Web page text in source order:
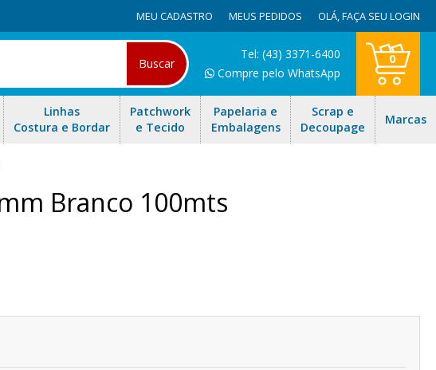
MEU CADASTRO MEUS PEDIDOS OLÁ,FAÇA SEU LOGIN
Buscar
Tel: (43) 3371-6400
Compre pelo WhatsApp
0
Linhas
Costura e Bordar
Patchwork
e Tecido
Papelaria e
Embalagens
Scrap e
Decoupage
Marcas
Branco 100mts